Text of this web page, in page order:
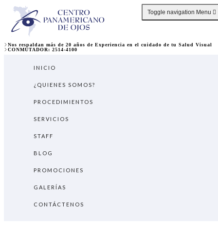
Toggle navigation Menu
Nos respaldan más de 20 años de Experiencia en el cuidado de tu Salud Visual
CONMUTADOR: 2514-4100
INICIO
¿QUIENES SOMOS?
PROCEDIMIENTOS
SERVICIOS
STAFF
BLOG
PROMOCIONES
GALERÍAS
CONTÁCTENOS